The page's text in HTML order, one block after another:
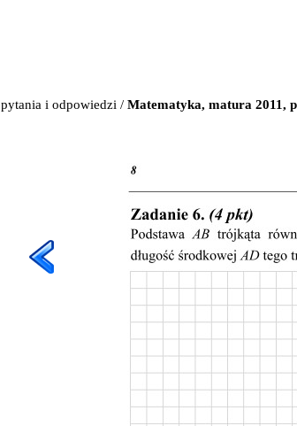
pytania i odpowiedzi / Matematyka, matura 2011,